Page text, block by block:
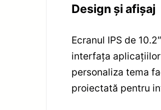
Design și afișaj
Ecranul IPS de
interfața
personaliza tema
proiectată pentru